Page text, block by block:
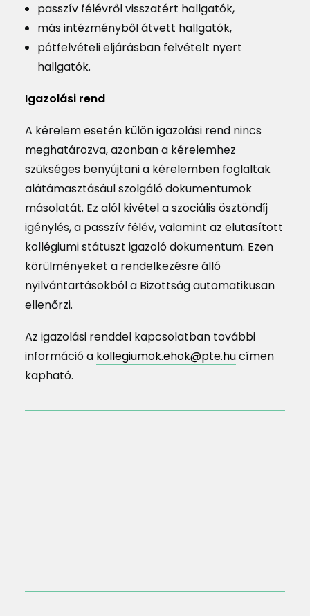
passzív félévről visszatért hallgatók,
más intézményből átvett hallgatók,
pótfelvételi eljárásban felvételt nyert
hallgatók.
Igazolási rend
A kérelem esetén külön igazolási rend nincs
meghatározva, azonban a kérelemhez
szükséges benyújtani a kérelemben foglaltak
alátámasztásául szolgáló dokumentumok
másolatát. Ez alól kivétel a szociális ösztöndíj
igénylés, a passzív félév, valamint az elutasított
kollégiumi státuszt igazoló dokumentum. Ezen
körülményeket a rendelkezésre álló
nyilvántartásokból a Bizottság automatikusan
ellenőrzi.
Az igazolási renddel kapcsolatban további
információ a kollegiumok.ehok@pte.hucímen
kapható.